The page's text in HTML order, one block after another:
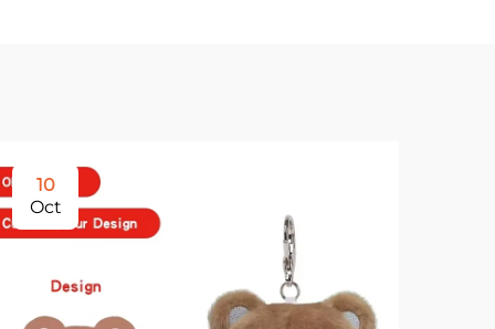
10
Oct